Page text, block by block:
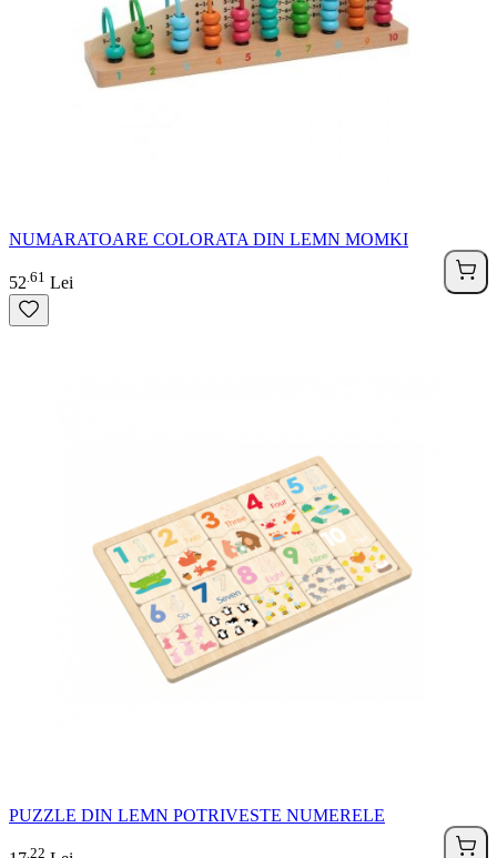
NUMARATOARE COLORATA DIN LEMN MOMKI
52 61 Lei
PUZZLE DIN LEMN POTRIVESTE NUMERELE
22